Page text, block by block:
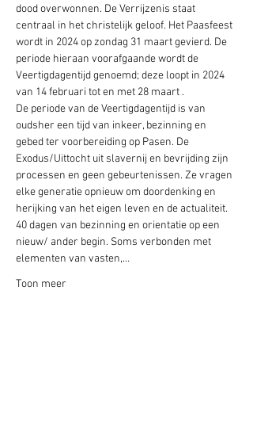
dood overwonnen. De Verrijzenis staat
centraal in het christelijk geloof. Het Paasfeest
wordt in 2024 op zondag 31 maart gevierd. De
periode hieraan voorafgaande wordt de
Veertigdagentijd genoemd; deze loopt in 2024
van 14 februari tot en met 28 maart .
De periode van de Veertigdagentijd is van
oudsher een tijd van inkeer, bezinning en
gebed ter voorbereiding op Pasen. De
Exodus/Uittocht uit slavernij en bevrijding zijn
processen en geen gebeurtenissen. Ze vragen
elke generatie opnieuw om doordenking en
herijking van het eigen leven en de actualiteit.
40 dagen van bezinning en orientatie op een
nieuw/ ander begin. Soms verbonden met
elementen van vasten,…
Toon meer